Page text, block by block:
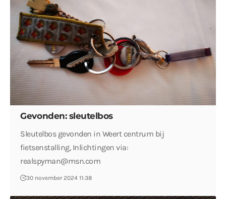
Gevonden: sleutelbos
Sleutelbos gevonden in Weert centrum bij
fietsenstalling, Inlichtingen via:
realspyman@msn.com
30 november 2024 11:38